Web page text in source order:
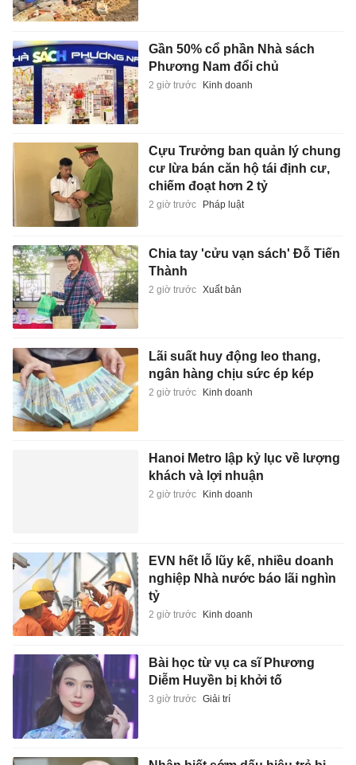
Gần 50% cổ phần Nhà sách
Phương Nam đổi chủ
2 giờ trước Kinh doanh
Cựu Trưởng ban quản lý chung
cư lừa bán căn hộ tái định cư,
chiếm đoạt hơn 2 tỷ
2 giờ trước Pháp luật
Chia tay 'cửu vạn sách' Đỗ Tiến
Thành
2 giờ trước Xuất bản
Lãi suất huy động leo thang,
ngân hàng chịu sức ép kép
2 giờ trước Kinh doanh
Hanoi Metro lập kỷ lục về lượng
khách và lợi nhuận
2 giờ trước Kinh doanh
EVN hết lỗ lũy kế, nhiều doanh
nghiệp Nhà nước báo lãi nghìn
tỷ
2 giờ trước Kinh doanh
Bài học từ vụ ca sĩ Phương
Diễm Huyền bị khởi tố
3 giờ trước Giải trí